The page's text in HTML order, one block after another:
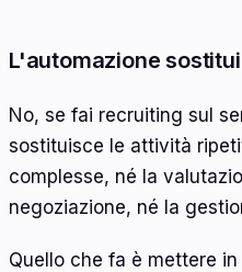
L'automazione
No, se fai recruiting sul
sostituisce le attività
complesse, né la
negoziazione, né la
Quello che fa è mettere